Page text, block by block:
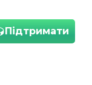
Підтримати